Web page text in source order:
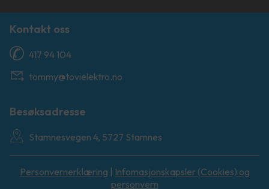
Kontakt oss
417 94 104
tommy@tovielektro.no
Besøksadresse
Stamnesvegen 4, 5727 Stamnes
Personvernerklæring | Infomasjonskapsler (Cookies) og
personvern